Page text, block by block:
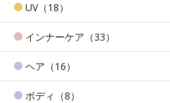
UV（18）
インナーケア（33）
ヘア（16）
ボディ（8）